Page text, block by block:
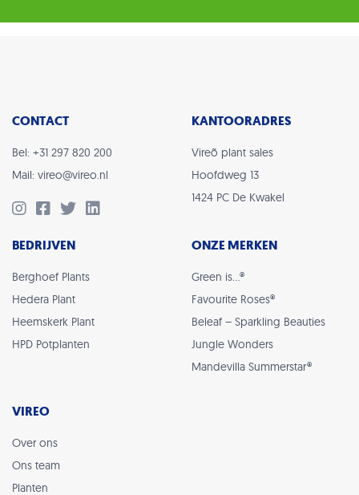
CONTACT
Bel: +31 297 820 200
Mail: vireo@vireo.nl
KANTOORADRES
Vireõ plant sales
Hoofdweg 13
1424 PC De Kwakel
BEDRIJVEN
Berghoef Plants
Hedera Plant
Heemskerk Plant
HPD Potplanten
ONZE MERKEN
Green is…®
Favourite Roses®
Beleaf – Sparkling Beauties
Jungle Wonders
Mandevilla Summerstar®
VIREO
Over ons
Ons team
Planten